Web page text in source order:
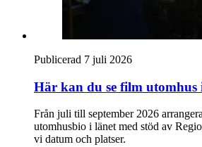
Publicerad 7 juli 2026
Här kan du se film utomhus
Från juli till september 2026
utomhusbio i länet med stöd av
vi datum och platser.